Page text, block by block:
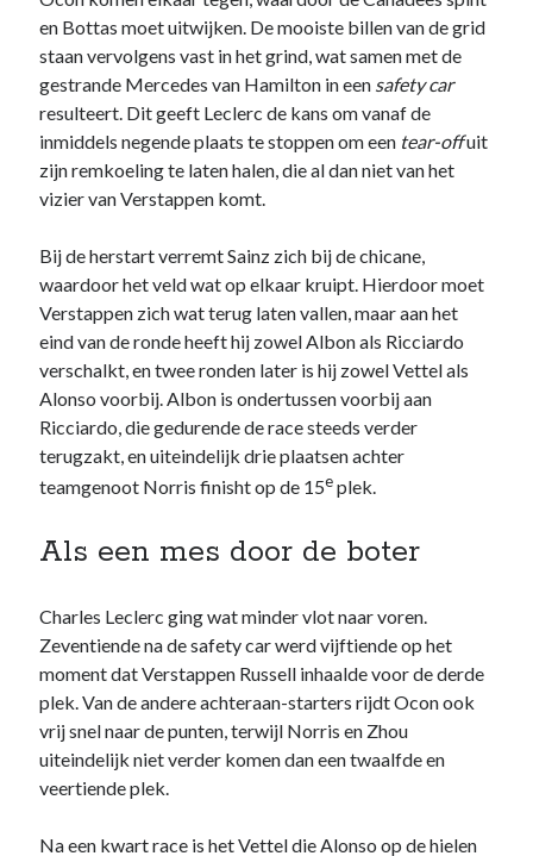
en Bottas moet uitwijken. De mooiste billen van de grid
staan vervolgens vast in het grind, wat samen met de
gestrande Mercedes van Hamilton in een safety car
resulteert. Dit geeft Leclerc de kans om vanaf de
inmiddels negende plaats te stoppen om een tear-offuit
zijn remkoeling te laten halen, die al dan niet van het
vizier van Verstappen komt.
Bij de herstart verremt Sainz zich bij de chicane,
waardoor het veld wat op elkaar kruipt. Hierdoor moet
Verstappen zich wat terug laten vallen, maar aan het
eind van de ronde heeft hij zowel Albon als Ricciardo
verschalkt, en twee ronden later is hij zowel Vettel als
Alonso voorbij. Albon is ondertussen voorbij aan
Ricciardo, die gedurende de race steeds verder
terugzakt, en uiteindelijk drie plaatsen achter
teamgenoot Norris finisht op de 15eplek.
Als een mes door de boter
Charles Leclerc ging wat minder vlot naar voren.
Zeventiende na de safety car werd vijftiende op het
moment dat Verstappen Russell inhaalde voor de derde
plek. Van de andere achteraan-starters rijdt Ocon ook
vrij snel naar de punten, terwijl Norris en Zhou
uiteindelijk niet verder komen dan een twaalfde en
veertiende plek.
Na een kwart race is het Vettel die Alonso op de hielen
website in
kaart te
brengen. Als
je deze
weigert
wordt je
surfgedrag
Gebruikerservaring
Deze cookies
worden gebruikt om
de website zo
gebruiksvriendelijk
mogelijk te laten
functioneren. Indien
je deze cookies
weigert kan het zijn
dat je bepaalde
website niet meer